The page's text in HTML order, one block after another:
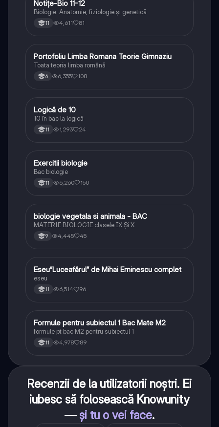
Biologie
Notițe-Bio 11-12
Biologie. Anatomie, fiziologie și genetică
11 4,611 81
Limba și literatura română
Portofoliu Limba Romana Teorie Gimnaziu
Toata teoria limba română
6 6,355 108
Logică
Logică de 10
10 în bac la logică
11 1,293 24
Biologie
Exercitii biologie
Bac biologie
11 6,260 150
Biologie
biologie vegetala si animala - BAC
MATERIE BIOLOGIE clasele IX Şi X
9 4,445 45
Limba și literatura română
Eseu”Luceafărul” de Mihai Eminescu complet
eseu
11 6,514 96
Matematică
Formule pentru subiectul 1 Bac Mate M2
formule pt bac M2 pentru subiectul 1
11 4,978 89
Recenzii de la utilizatorii noștri. Ei
iubesc să folosească Knowunity
— și tu o vei face.